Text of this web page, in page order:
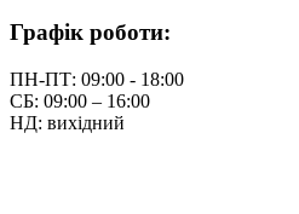
Графік роботи:
ПН-ПТ: 09:00 - 18:00
СБ: 09:00 – 16:00
НД: вихідний